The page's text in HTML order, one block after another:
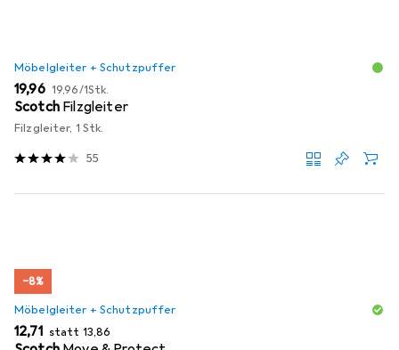
Möbelgleiter + Schutzpuffer
EUR
19,96 EUR
19,96/1Stk.
Scotch Filzgleiter
Filzgleiter, 1 Stk.
55
−8%
Möbelgleiter + Schutzpuffer
EUR
12,71 statt EUR
13,86